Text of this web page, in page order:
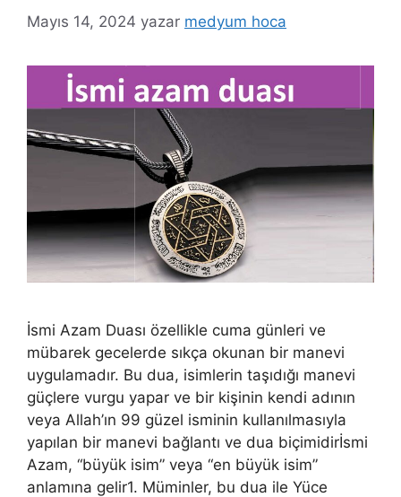
Mayıs 14, 2024 yazar medyum hoca
İsmi Azam Duası özellikle cuma günleri ve
mübarek gecelerde sıkça okunan bir manevi
uygulamadır. Bu dua, isimlerin taşıdığı manevi
güçlere vurgu yapar ve bir kişinin kendi adının
veya Allah’ın 99 güzel isminin kullanılmasıyla
yapılan bir manevi bağlantı ve dua biçimidirİsmi
Azam, “büyük isim” veya “en büyük isim”
anlamına gelir1. Müminler, bu dua ile Yüce